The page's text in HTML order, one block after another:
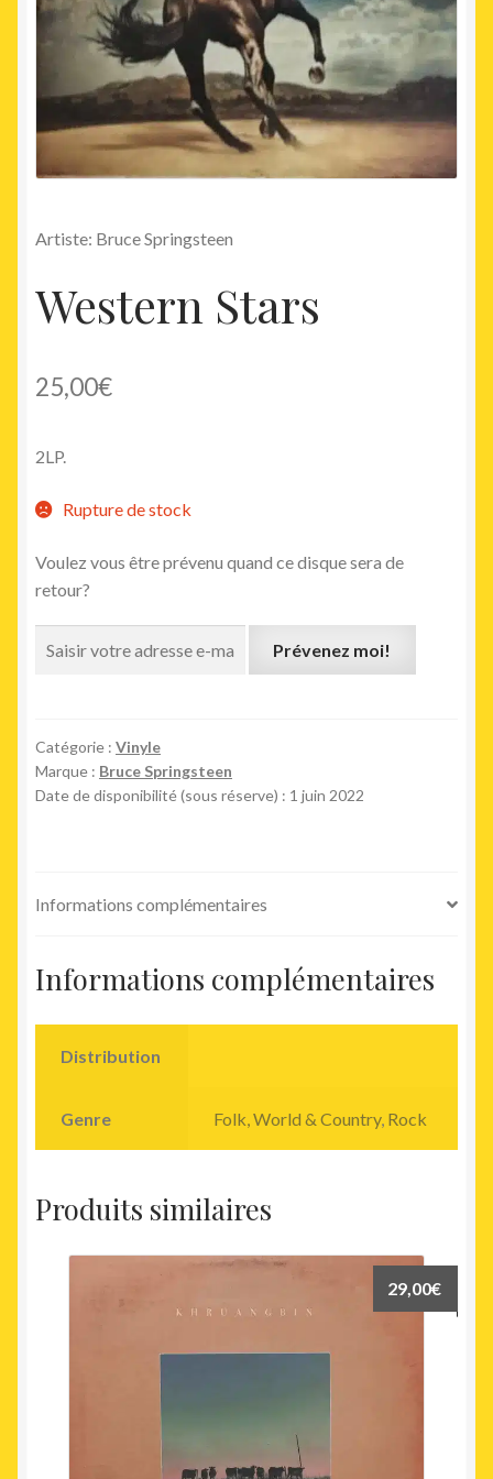
Artiste: Bruce Springsteen
Western Stars
25,00€
2LP.
Rupture de stock
Voulez vous être prévenu quand ce disque sera de
retour?
Prévenez moi!
Catégorie : Vinyle
Marque : Bruce Springsteen
Date de disponibilité (sous réserve) : 1 juin 2022
Informations complémentaires
Informations complémentaires
Distribution
Genre Folk, World & Country, Rock
Produits similaires
29,00€